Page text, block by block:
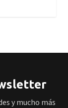
y mucho más